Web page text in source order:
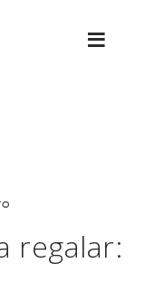
regalar: